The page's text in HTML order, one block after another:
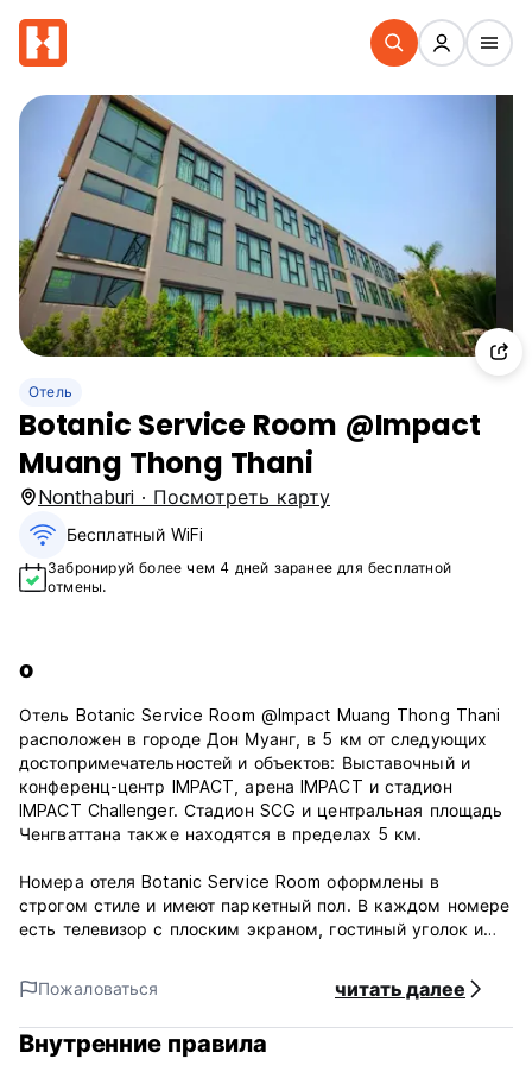
Отель
Botanic Service Room @Impact
Muang Thong Thani
Nonthaburi · Посмотреть карту
Бесплатный WiFi
Забронируй более чем 4 дней заранее для бесплатной
отмены.
о
Отель Botanic Service Room @Impact Muang Thong Thani
расположен в городе Дон Муанг, в 5 км от следующих
достопримечательностей и объектов: Выставочный и
конференц-центр IMPACT, арена IMPACT и стадион
IMPACT Challenger. Стадион SCG и центральная площадь
Ченгваттана также находятся в пределах 5 км.
Номера отеля Botanic Service Room оформлены в
строгом стиле и имеют паркетный пол. В каждом номере
есть телевизор с плоским экраном, гостиный уголок и
душ. Также предоставляются бесплатный Wi-Fi в зонах
общественного пользования и бесплатная
самостоятельная парковка.
Пожаловаться читать далее
Внутренние правила